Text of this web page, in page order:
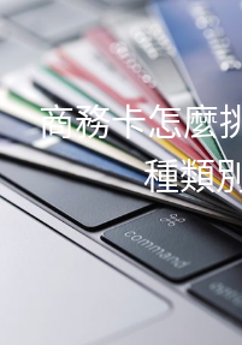
商務卡怎麼
種類